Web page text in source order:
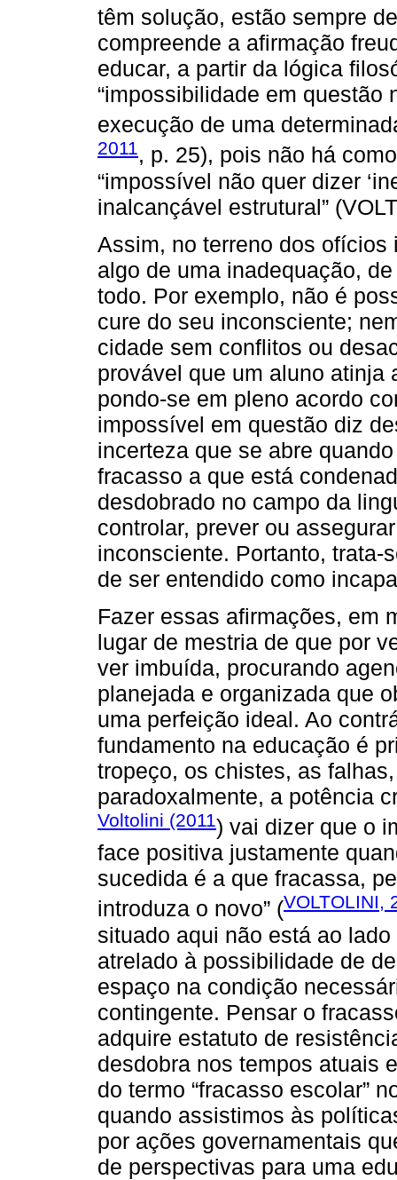
têm solução, estão sempre
compreende a afirmação
educar, a partir da lógica
“impossibilidade em questão
execução de uma
2011, p. 25), pois não há
“impossível não quer dizer
inalcançável estrutural”
Assim, no terreno dos
algo de uma inadequação,
todo. Por exemplo, não é
cure do seu inconsciente;
cidade sem conflitos ou
provável que um aluno atinja
pondo-se em pleno acordo
impossível em questão diz
incerteza que se abre
fracasso a que está
desdobrado no campo da
controlar, prever ou
inconsciente. Portanto, trata-
de ser entendido como
Fazer essas afirmações, em
lugar de mestria de que por
ver imbuída, procurando
planejada e organizada que
uma perfeição ideal. Ao
fundamento na educação é
tropeço, os chistes, as
paradoxalmente, a potência
Voltolini (2011) vai dizer que o
face positiva justamente
sucedida é a que fracassa,
introduza o novo” (VOLTOLINI,
situado aqui não está ao
atrelado à possibilidade de
espaço na condição
contingente. Pensar o
adquire estatuto de
desdobra nos tempos atuais
do termo “fracasso escolar”
quando assistimos às
por ações governamentais
de perspectivas para uma